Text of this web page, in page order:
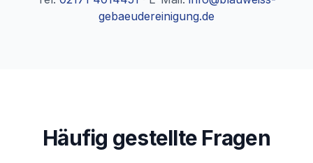
gebaeudereinigung.de
Häufig gestellte Fragen